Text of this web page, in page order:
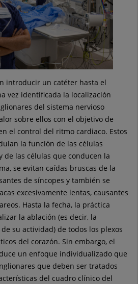
introducir un catéter hasta el
vez identificada la localización
del sistema nervioso
sobre ellos con el objetivo de
el control del ritmo cardiaco. Estos
la función de las células
de las células que conducen la
se evitan caídas bruscas de la
de síncopes y también se
excesivamente lentas, causantes
Hasta la fecha, la práctica
la ablación (es decir, la
su actividad) de todos los plexos
del corazón. Sin embargo, el
un enfoque individualizado que
que deben ser tratados
del cuadro clínico del